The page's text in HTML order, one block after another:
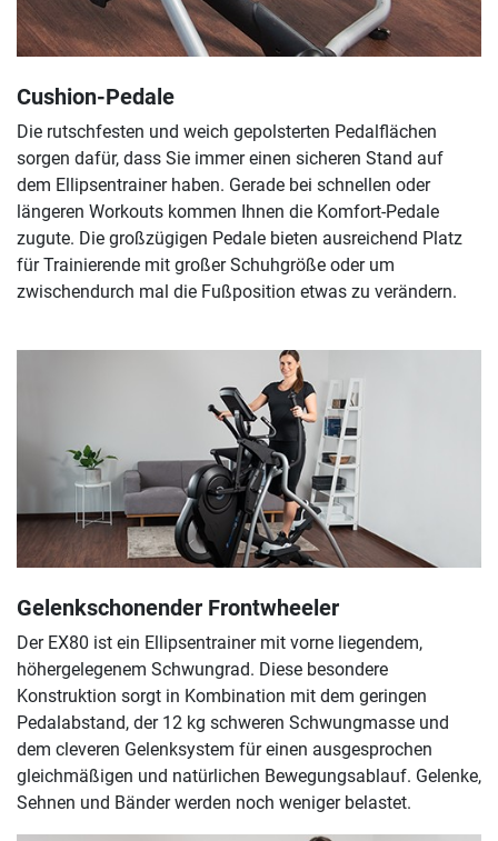
Cushion-Pedale
Die rutschfesten und weich gepolsterten Pedalflächen
sorgen dafür, dass Sie immer einen sicheren Stand auf
dem Ellipsentrainer haben. Gerade bei schnellen oder
längeren Workouts kommen Ihnen die Komfort-Pedale
zugute. Die großzügigen Pedale bieten ausreichend Platz
für Trainierende mit großer Schuhgröße oder um
zwischendurch mal die Fußposition etwas zu verändern.
Gelenkschonender Frontwheeler
Der EX80 ist ein Ellipsentrainer mit vorne liegendem,
höhergelegenem Schwungrad. Diese besondere
Konstruktion sorgt in Kombination mit dem geringen
Pedalabstand, der 12 kg schweren Schwungmasse und
dem cleveren Gelenksystem für einen ausgesprochen
gleichmäßigen und natürlichen Bewegungsablauf. Gelenke,
Sehnen und Bänder werden noch weniger belastet.